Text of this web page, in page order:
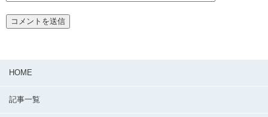
HOME
記事一覧